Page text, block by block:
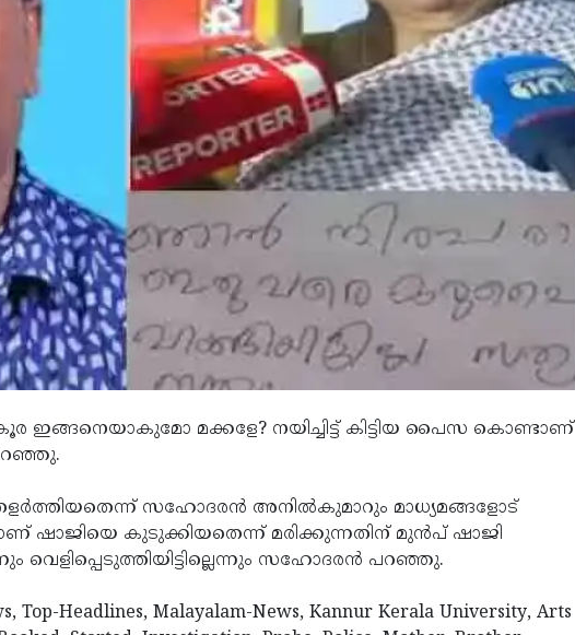
ഇങ്ങനെയാകുമോ മക്കളേ? നയിച്ചിട്ട് കിട്ടിയ പൈസ കൊണ്ടാണ്
സഹോദരന്‍ അനില്‍കുമാറും മാധ്യമങ്ങളോട്
കുടുക്കിയതെന്ന് മരിക്കുന്നതിന് മുന്‍പ് ഷാജി
സഹോദരന്‍ പറഞ്ഞു.
Top-Headlines, Malayalam-News, Kannur Kerala University, Arts